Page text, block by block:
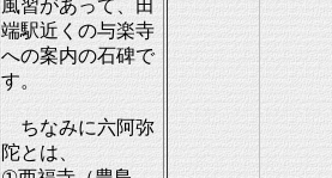
風習があって、田
端駅近くの与楽寺
への案内の石碑で
す。
ちなみに六阿弥
陀とは、